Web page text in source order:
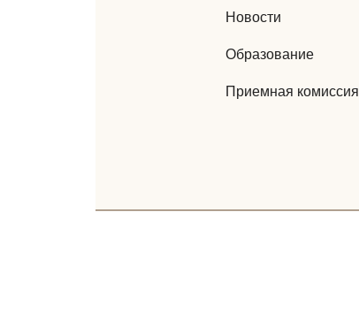
Новости
Образование
Приемная комиссия